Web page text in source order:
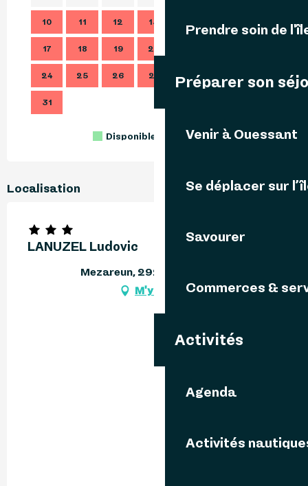
Prendre soin de
Préparer son
Venir à Ouessant
Se déplacer sur
Savourer
Commerces &
Activités
Agenda
Activités
10 11 12 13
17 18 19 20
24 25 26 27
31
28
Disponible Complet Fermé
Localisation
LANUZEL Ludovic
Mezareun, 29242 Ouessant
M'y rendre